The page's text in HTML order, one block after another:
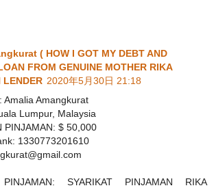
( HOW I GOT MY DEBT AND
FROM GENUINE MOTHER RIKA
LENDER 2020年5月30日 21:18
Amalia Amangkurat
Lumpur, Malaysia
PINJAMAN: $ 50,000
1330773201610
PINJAMAN: SYARIKAT PINJAMAN RIKA